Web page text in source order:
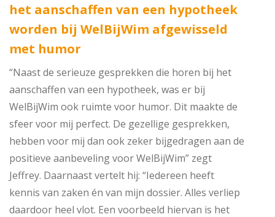
het aanschaffen van een hypotheek
worden bij WelBijWim afgewisseld
met humor
“Naast de serieuze gesprekken die horen bij het
aanschaffen van een hypotheek, was er bij
WelBijWim ook ruimte voor humor. Dit maakte de
sfeer voor mij perfect. De gezellige gesprekken,
hebben voor mij dan ook zeker bijgedragen aan de
positieve aanbeveling voor WelBijWim” zegt
Jeffrey. Daarnaast vertelt hij: “Iedereen heeft
kennis van zaken én van mijn dossier. Alles verliep
daardoor heel vlot. Een voorbeeld hiervan is het